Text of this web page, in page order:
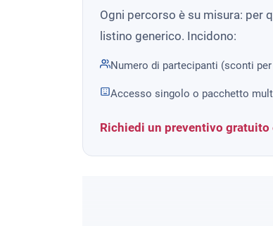
Ogni percorso è su misura: per
listino generico. Incidono:
Numero di partecipanti (sconti per
Accesso singolo o pacchetto
Richiedi un preventivo gratuito